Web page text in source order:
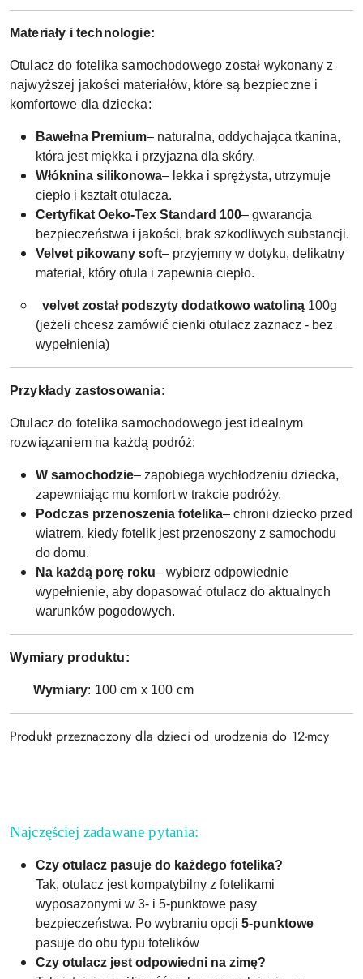
Materiały i technologie:
Otulacz do fotelika samochodowego został wykonany z
najwyższej jakości materiałów, które są bezpieczne i
komfortowe dla dziecka:
Bawełna Premium– naturalna, oddychająca tkanina,
która jest miękka i przyjazna dla skóry.
Włóknina silikonowa– lekka i sprężysta, utrzymuje
ciepło i kształt otulacza.
Certyfikat Oeko-Tex Standard 100– gwarancja
bezpieczeństwa i jakości, brak szkodliwych substancji.
Velvet pikowany soft– przyjemny w dotyku, delikatny
materiał, który otula i zapewnia ciepło.
velvet został podszyty dodatkowo watoliną 100g
(jeżeli chcesz zamówić cienki otulacz zaznacz - bez
wypełnienia)
Przykłady zastosowania:
Otulacz do fotelika samochodowego jest idealnym
rozwiązaniem na każdą podróż:
W samochodzie– zapobiega wychłodzeniu dziecka,
zapewniając mu komfort w trakcie podróży.
Podczas przenoszenia fotelika– chroni dziecko przed
wiatrem, kiedy fotelik jest przenoszony z samochodu
do domu.
Na każdą porę roku– wybierz odpowiednie
wypełnienie, aby dopasować otulacz do aktualnych
warunków pogodowych.
Wymiary produktu:
Wymiary: 100 cm x 100 cm
Produkt przeznaczony dla dzieci od urodzenia do 12-mcy
Najczęściej zadawane pytania:
Czy otulacz pasuje do każdego fotelika?
Tak, otulacz jest kompatybilny z fotelikami
wyposażonymi w 3- i 5-punktowe pasy
bezpieczeństwa. Po wybraniu opcji 5-punktowe
pasuje do obu typu fotelików
Czy otulacz jest odpowiedni na zimę?